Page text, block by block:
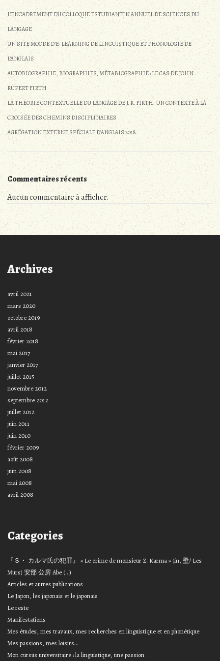
L’ENCADREMENT DU COLLOQUE ESTUDIANTIN ANNUEL DE SCIENCES DU
LANGAGE
UN SITE MOODE D’E-LEARNING DE LINGUISTIQUE ET PHONOLOGIE DE
L’ANGLAIS
AUTOBIOGRAPHIE, BIOGRAPHIES, MÉTABIOGRAPHIE : LE CAS DE JOHN
RUPERT FIRTH
LA THÉORIE CONTEXTUELLE DU LANGAGE DE J. R. FIRTH : UN CONTEXTE À LA
CROISÉE DES CHEMINS DISCIPLINAIRES
AGRÉGATION EXTERNE SPÉCIALE D’ANGLAIS 2018
Commentaires récents
Aucun commentaire à afficher.
Archives
avril 2021
mars 2020
octobre 2019
avril 2018
février 2018
mai 2017
janvier 2017
juillet 2015
novembre 2012
septembre 2012
juillet 2012
juin 2011
juin 2010
février 2009
août 2008
juin 2008
mai 2008
avril 2008
Categories
『Ｓ・ カルマ氏の犯罪』 « Le crime de monsieur Σ. Karma » (in, 壁/ Les
Murs) 安部 公房 Abe (…)
Articles et autres publications
Le Japon, les japonais et le japonais
Le reste
Manifestations
Mes études, mes travaux, mes recherches en linguistique et en phonétique
Mes passions, mes loisirs…
Mon cursus universitaire : la linguistique, une passion